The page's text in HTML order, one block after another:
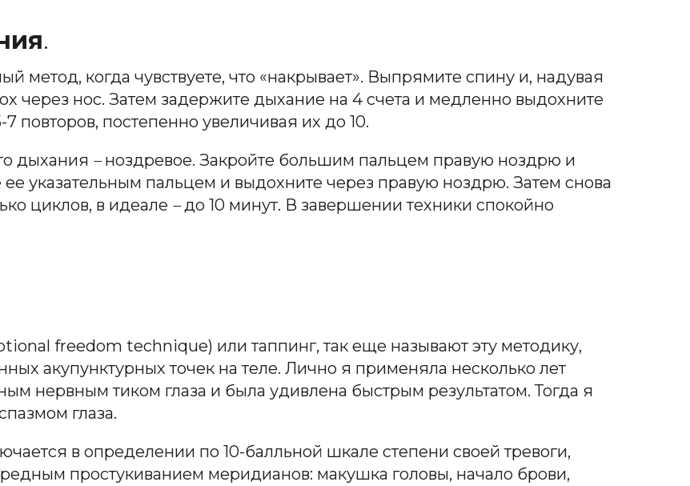
.
метод, когда чувствуете, что «накрывает». Выпрямите спину и, надувая
через нос. Затем задержите дыхание на 4 счета и медленно выдохните
повторов, постепенно увеличивая их до 10.
дыхания –ноздревое. Закройте большим пальцем правую ноздрю и
ее указательным пальцем и выдохните через правую ноздрю. Затем снова
циклов, в идеале –до 10 минут. В завершении техники спокойно
freedom technique) или таппинг, так еще называют эту методику,
акупунктурных точек на теле. Лично я применяла несколько лет
нервным тиком глаза и была удивлена быстрым результатом. Тогда я
глаза.
в определении по 10-балльной шкале степени своей тревоги,
простукиванием меридианов: макушка головы, начало брови,